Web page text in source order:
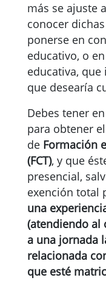
más se ajuste
conocer
ponerse en
educativo, o
educativa,
que desearía
Debes tener
para obtener
de Formación
(FCT), y que
presencial,
exención total
una
(atendiendo al
a una jornada
relacionada
que esté